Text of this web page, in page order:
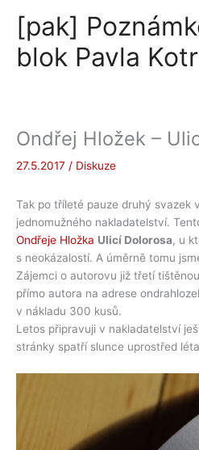
obsah
[pak]
blok Pavla
Ondřej Hložek –
27.5.2017 / Diskuze
Tak po tříleté pauze druhý svazek
jednomužného nakladatelství.
Ondřeje Hložka Ulicí Dolorosa, u
s neokázalostí. A úměrně tomu
Zájemci o autorovu již třetí
přímo autora na adrese
v nákladu 300 kusů.
Letos připravuji v nakladatelství
stránky spatří slunce uprostřed